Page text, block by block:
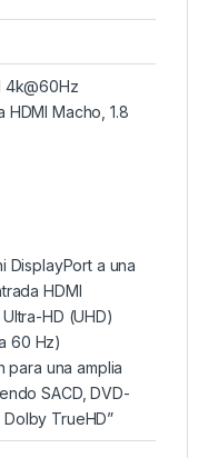
4k@60Hz
Macho, 1.8
DisplayPort a una
HDMI
HD (UHD)
60 Hz)
para una amplia
SACD, DVD-
TrueHD”